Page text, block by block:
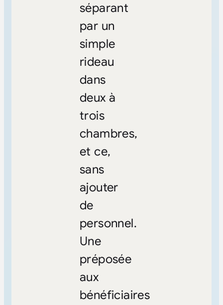
séparant
par un
simple
rideau
dans
deux à
trois
chambres,
et ce,
sans
ajouter
de
personnel.
Une
préposée
aux
bénéficiaires